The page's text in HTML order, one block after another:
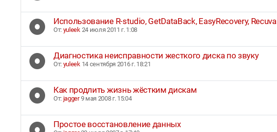
Использование R-studio, GetDataBack, EasyRecovery, Recuva
От: yuleek24 июля 2011 г. 1:08
Диагностика неисправности жесткого диска по звуку
От: yuleek14 сентября 2016 г. 18:21
Как продлить жизнь жёстким дискам
От: jagger9 мая 2008 г. 15:04
Простое восстановление данных